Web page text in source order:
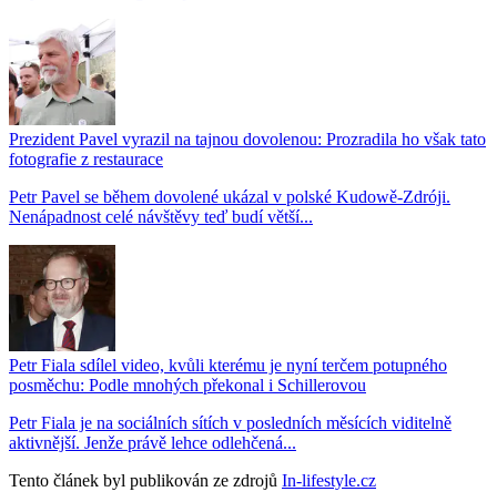
Prezident Pavel vyrazil na tajnou dovolenou: Prozradila ho však tato
fotografie z restaurace
Petr Pavel se během dovolené ukázal v polské Kudowě-Zdróji.
Nenápadnost celé návštěvy teď budí větší...
Petr Fiala sdílel video, kvůli kterému je nyní terčem potupného
posměchu: Podle mnohých překonal i Schillerovou
Petr Fiala je na sociálních sítích v posledních měsících viditelně
aktivnější. Jenže právě lehce odlehčená...
Tento článek byl publikován ze zdrojů In-lifestyle.cz